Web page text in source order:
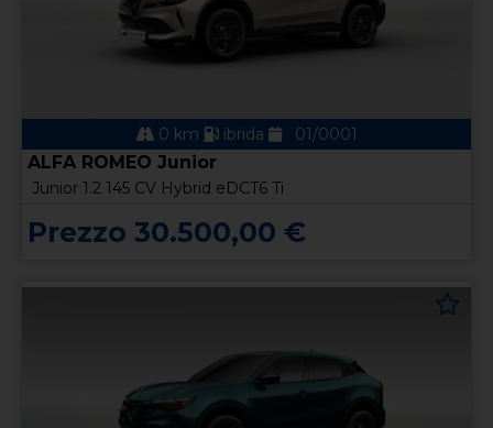
0 km ibrida 01/0001
ALFA ROMEO Junior
Junior 1.2 145 CV Hybrid eDCT6 Ti
Prezzo 30.500,00 €